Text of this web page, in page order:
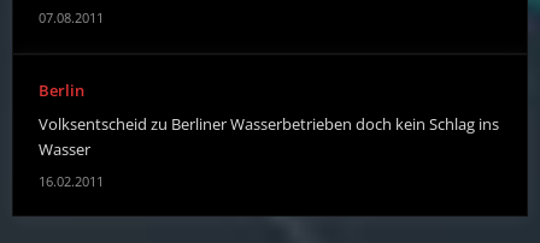
07.08.2011
Berlin
Volksentscheid zu Berliner Wasserbetrieben doch kein Schlag ins
Wasser
16.02.2011